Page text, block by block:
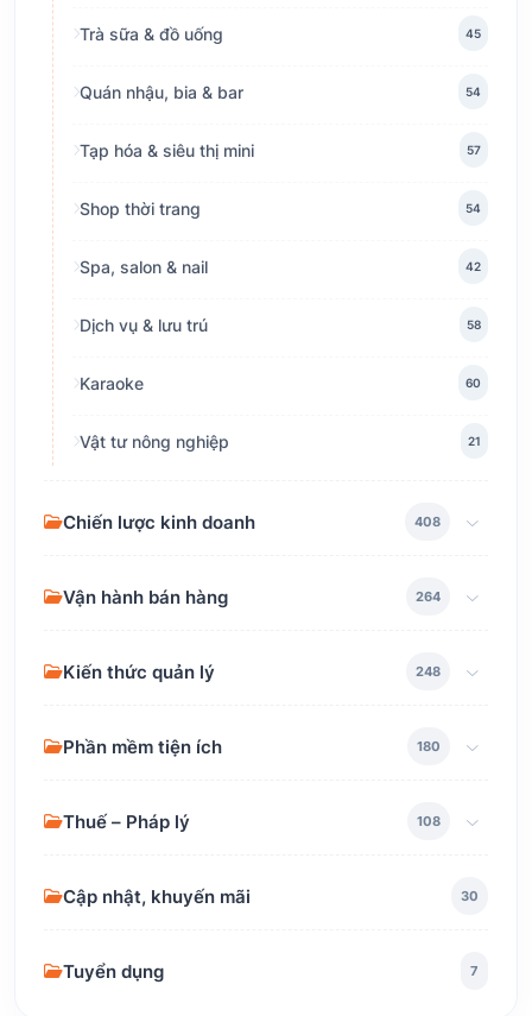
Trà sữa & đồ uống 45
Quán nhậu, bia & bar 54
Tạp hóa & siêu thị mini 57
Shop thời trang 54
Spa, salon & nail 42
Dịch vụ & lưu trú 58
Karaoke 60
Vật tư nông nghiệp 21
Chiến lược kinh doanh 408
Vận hành bán hàng 264
Kiến thức quản lý 248
Phần mềm tiện ích 180
Thuế – Pháp lý 108
Cập nhật, khuyến mãi 30
Tuyển dụng 7